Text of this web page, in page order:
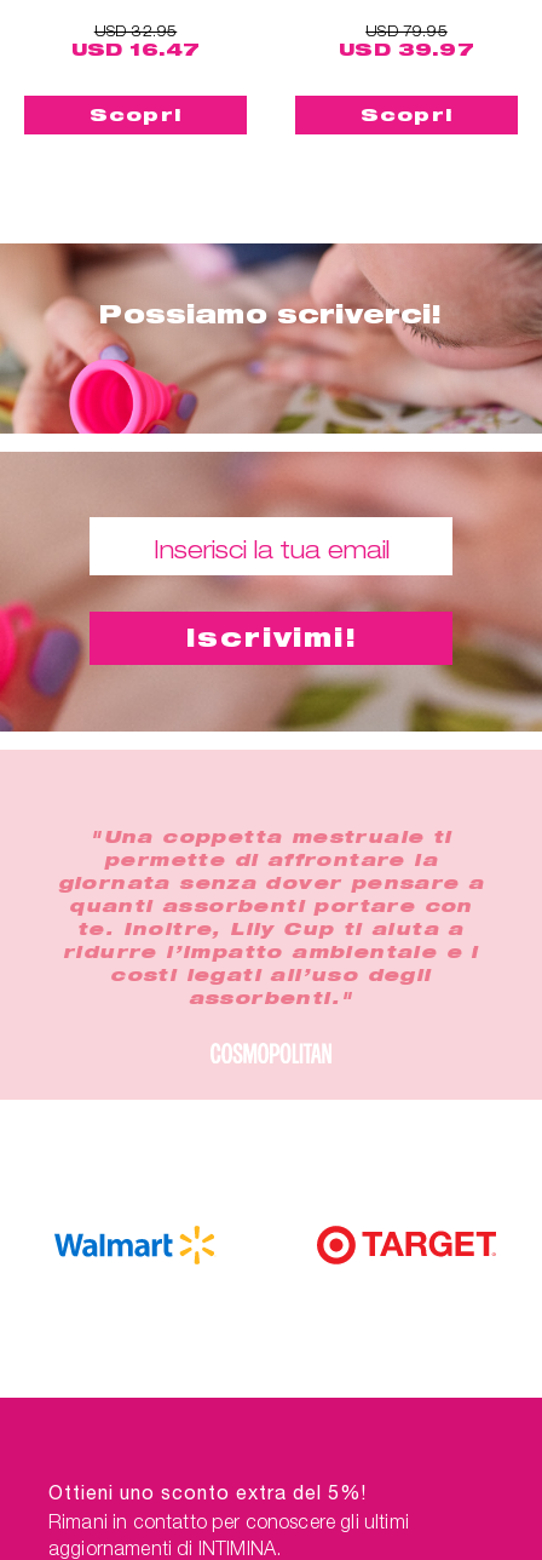
USD 32.95
USD 16.47
Scopri
USD 79.95
USD 39.97
Scopri
Possiamo scriverci!
"Una coppetta mestruale ti
permette di affrontare la
giornata senza dover pensare a
quanti assorbenti portare con
te. Inoltre, Lily Cup ti aiuta a
ridurre l’impatto ambientale e i
costi legati all’uso degli
assorbenti."
Ottieni uno sconto extra del 5%!
Rimani in contatto per conoscere gli ultimi
aggiornamenti di INTIMINA.